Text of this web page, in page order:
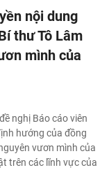
nội dung
thư Tô Lâm
mình của
nghị Báo cáo viên
hướng của đồng
vươn mình của
trên các lĩnh vực của